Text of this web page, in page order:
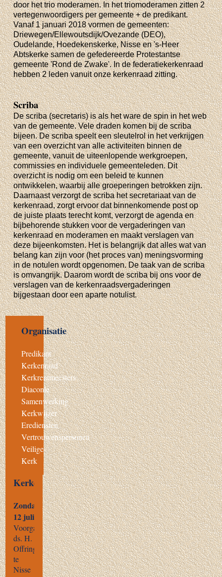
door het trio moderamen. In het triomoderamen zitten 2
vertegenwoordigers per gemeente + de predikant.
Vanaf 1 januari 2018 vormen de gemeenten:
Driewegen/Ellewoutsdijk/Ovezande (DEO),
Oudelande, Hoedekenskerke, Nisse en 's-Heer
Abtskerke samen de gefedereerde Protestantse
gemeente 'Rond de Zwake'. In de federatiekerkenraad
hebben 2 leden vanuit onze kerkenraad zitting.
Scriba
De scriba (secretaris) is als het ware de spin in het web
van de gemeente. Vele draden komen bij de scriba
bijeen. De scriba speelt een sleutelrol in het verkrijgen
van een overzicht van alle activiteiten binnen de
gemeente, vanuit de uiteenlopende werkgroepen,
commissies en individuele gemeenteleden. Dit
overzicht is nodig om een beleid te kunnen
ontwikkelen, waarbij alle groeperingen betrokken zijn.
Daarnaast verzorgt de scriba het secretariaat van de
kerkenraad, zorgt ervoor dat binnenkomende post op
de juiste plaats terecht komt, verzorgt de agenda en
bijbehorende stukken voor de vergaderingen van
kerkenraad en moderamen en maakt verslagen van
deze bijeenkomsten. Het is belangrijk dat alles wat van
belang kan zijn voor (het proces van) meningsvorming
in de notulen wordt opgenomen. De taak van de scriba
is omvangrijk. Daarom wordt de scriba bij ons voor de
verslagen van de kerkenraadsvergaderingen
bijgestaan door een aparte notulist.
Organisatie
Predikant
Kerkenraad
Kerkrentmeesters
Diaconie
Samenwerking
Kerkwijzer
Erediensten
Vertrouwenspersonen
Veilige-
Kerk